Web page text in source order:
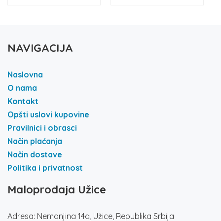
NAVIGACIJA
Naslovna
O nama
Kontakt
Opšti uslovi kupovine
Pravilnici i obrasci
Način plaćanja
Način dostave
Politika i privatnost
Maloprodaja Užice
Adresa: Nemanjina 14a, Užice, Republika Srbija